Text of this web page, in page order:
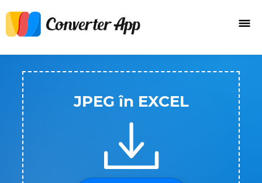
JPEG în EXCEL